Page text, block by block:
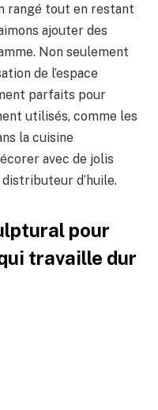
rangé tout en restant
ajouter des
Non seulement
de l’espace
parfaits pour
utilisés, comme les
la cuisine
avec de jolis
d’huile.
pour
travaille dur